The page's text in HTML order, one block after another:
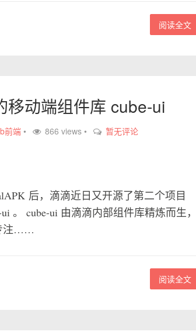
阅读全文
移动端组件库 cube-ui
前端• 866 views • 暂无评论
后，滴滴近日又开源了第二个项目
cube-ui 由滴滴内部组件库精炼而生，
注……
阅读全文